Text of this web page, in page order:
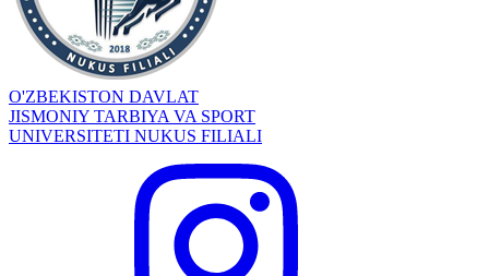
O'ZBEKISTON DAVLAT
JISMONIY TARBIYA VA SPORT
UNIVERSITETI NUKUS FILIALI